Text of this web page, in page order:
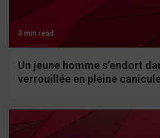
3 min read
Un jeune homme s’endort
verrouillée en pleine